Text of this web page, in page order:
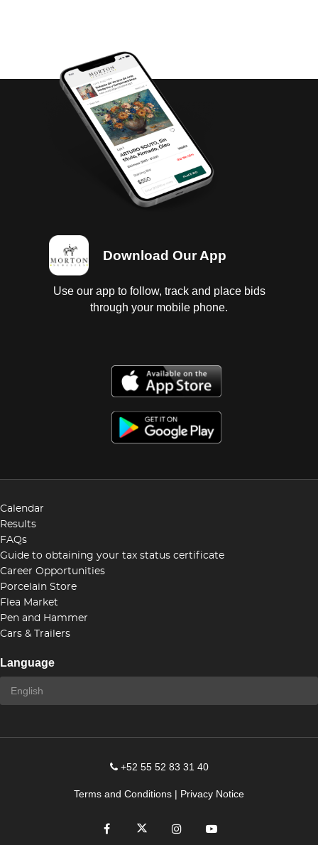
Download Our App
Use our app to follow, track and place bids
through your mobile phone.
Calendar
Results
FAQs
Guide to obtaining your tax status certificate
Career Opportunities
Porcelain Store
Flea Market
Pen and Hammer
Cars & Trailers
Language
+52 55 52 83 31 40
Terms and Conditions | Privacy Notice